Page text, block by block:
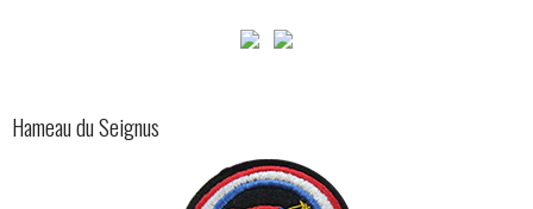
Hameau du Seignus